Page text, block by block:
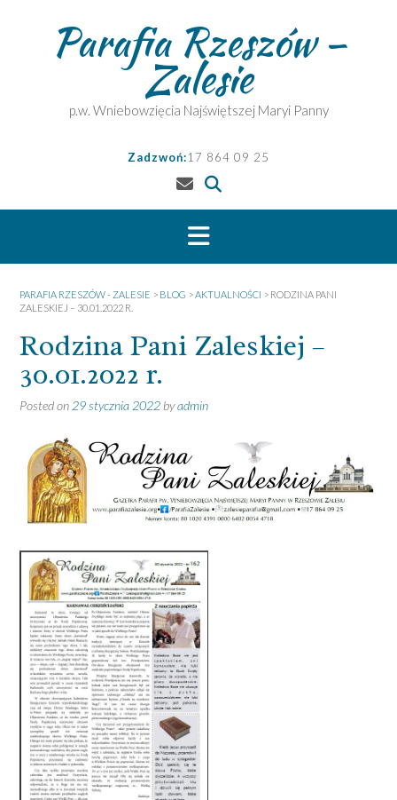
Parafia Rzeszów –
Zalesie
p.w. Wniebowzięcia Najświętszej Maryi Panny
Zadzwoń:17 864 09 25
PARAFIA RZESZÓW - ZALESIE > BLOG >AKTUALNOŚCI > RODZINA PANI
ZALESKIEJ – 30.01.2022 R.
Rodzina Pani Zaleskiej –
30.01.2022 r.
Posted on 29 stycznia 2022 byadmin